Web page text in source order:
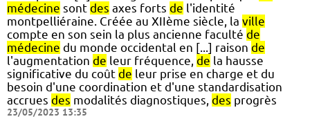
médecine sont des axes forts de l'identité
montpelliéraine. Créée au XIIème siècle, la ville
compte en son sein la plus ancienne faculté de
médecine du monde occidental en [...] raison de
l'augmentation de leur fréquence, de la hausse
significative du coût de leur prise en charge et du
besoin d'une coordination et d'une standardisation
accrues des modalités diagnostiques, des progrès
23/05/2023 13:35